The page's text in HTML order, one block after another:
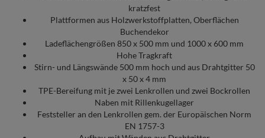
kratzfest
Plattformen aus Holzwerkstoffplatten, Oberflächen
Buchendekor
Ladeflächengrößen 850 x 500 mm und 1000 x 600 mm
Hohe Tragkraft
Stirn- und Längswände 500 mm hoch und aus Drahtgitter 50
x 50 x 4 mm
TPE-Bereifung mit je zwei Lenkrollen und zwei Bockrollen
Naben mit Rillenkugellager
Feststeller an den Lenkrollen gem. der Europäischen Norm
EN 1757-3